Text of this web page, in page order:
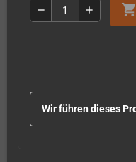
remove add shopping_cart
Wir führen dieses